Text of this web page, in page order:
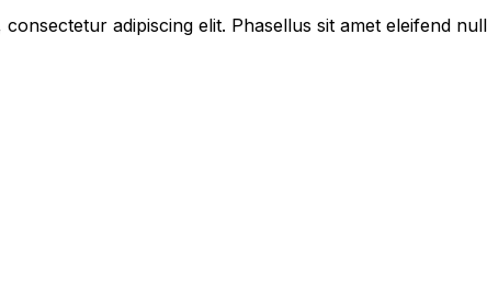
adipiscing elit. Phasellus sit amet eleifend